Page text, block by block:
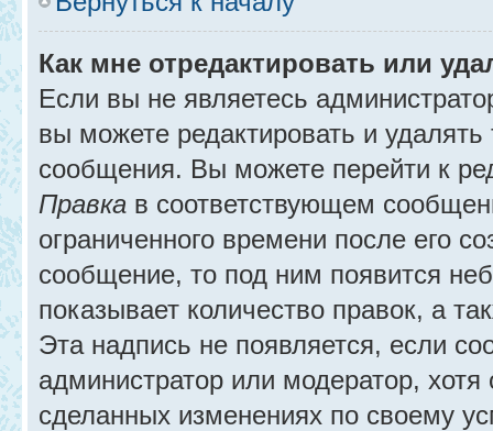
Как мне отредактировать или
Если вы не являетесь
вы можете редактировать и
сообщения. Вы можете перейти к
Правка в соответствующем
ограниченного времени после его
сообщение, то под ним появится
показывает количество правок, а
Эта надпись не появляется, если
администратор или модератор,
сделанных изменениях по своему